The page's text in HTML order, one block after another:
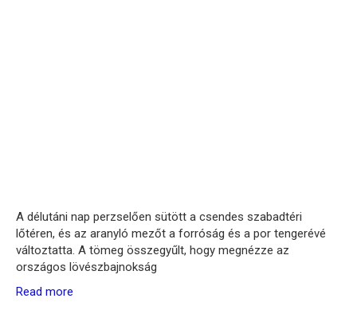
A délutáni nap perzselően sütött a csendes szabadtéri
lőtéren, és az aranyló mezőt a forróság és a por tengerévé
változtatta. A tömeg összegyűlt, hogy megnézze az
országos lövészbajnokság
Read more